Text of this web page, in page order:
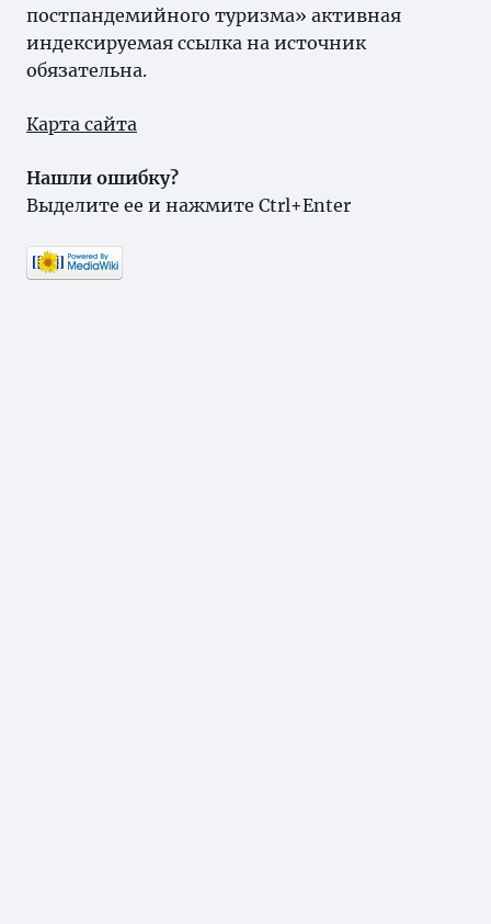
постпандемийного туризма» активная
индексируемая ссылка на источник
обязательна.
Карта сайта
Нашли ошибку?
Выделите ее и нажмите Ctrl+Enter